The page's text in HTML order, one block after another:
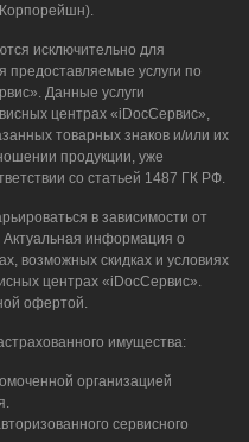
исключительно для
предоставляемые услуги по
Данные услуги
центрах «iDocСервис»,
товарных знаков и/или их
продукции, уже
со статьей 1487 ГК РФ.
в зависимости от
Актуальная информация о
возможных скидках и условиях
центрах «iDocСервис».
офертой.
имущества:
организацией
сервисного